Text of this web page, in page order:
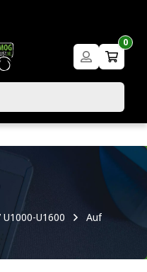
0
U1600 Aufkleber